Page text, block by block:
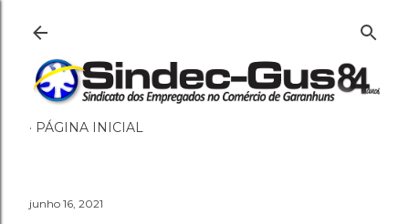
PÁGINA INICIAL
junho 16, 2021